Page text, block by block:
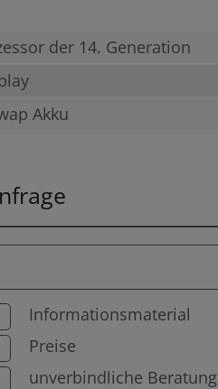
der 14. Generation
Akku
Informationsmaterial
Preise
unverbindliche Beratung